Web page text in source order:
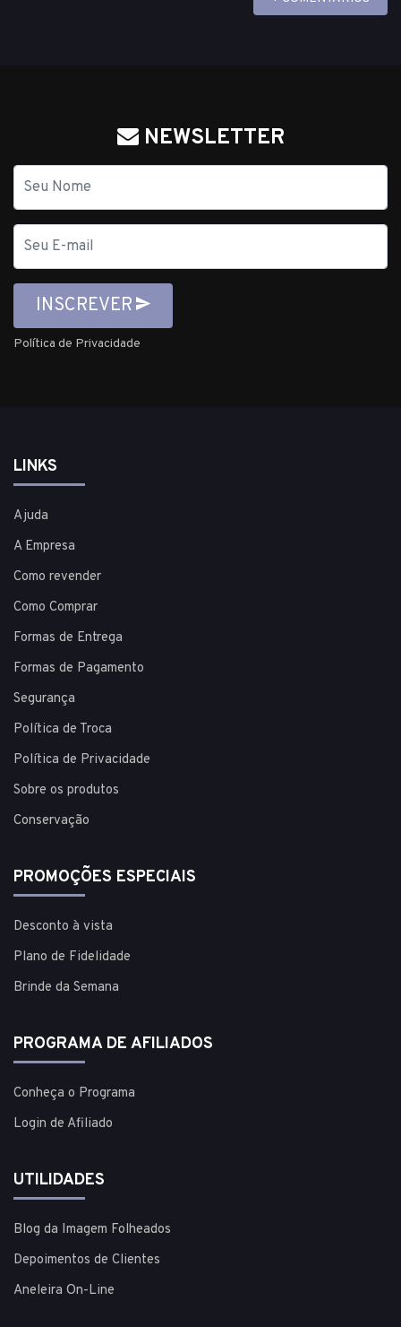
NEWSLETTER
mail
INSCREVER
Política de Privacidade
LINKS
Ajuda
A Empresa
Como revender
Como Comprar
Formas de Entrega
Formas de Pagamento
Segurança
Política de Troca
Política de Privacidade
Sobre os produtos
Conservação
PROMOÇÕES ESPECIAIS
Desconto à vista
Plano de Fidelidade
Brinde da Semana
PROGRAMA DE AFILIADOS
Conheça o Programa
Login de Afiliado
UTILIDADES
Blog da Imagem Folheados
Depoimentos de Clientes
Aneleira On-Line